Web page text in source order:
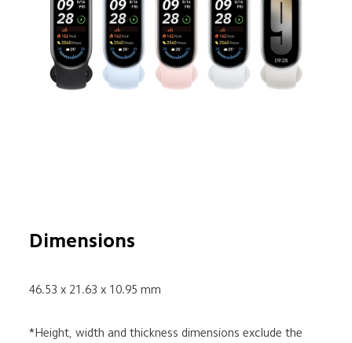
Dimensions
46.53 x 21.63 x 10.95 mm
*Height, width and thickness dimensions exclude the